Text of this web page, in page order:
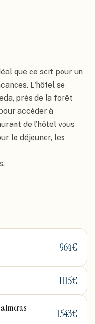
que ce soit pour un
L'hôtel se
près de la forêt
accéder à
de l'hôtel vous
le déjeuner, les
964€
1115€
1543€